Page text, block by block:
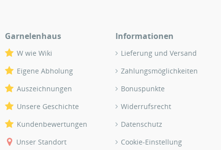
Garnelenhaus
W wie Wiki
Eigene Abholung
Auszeichnungen
Unsere Geschichte
Kundenbewertungen
Unser Standort
Informationen
Lieferung und Versand
Zahlungsmöglichkeiten
Bonuspunkte
Widerrufsrecht
Datenschutz
Cookie-Einstellung